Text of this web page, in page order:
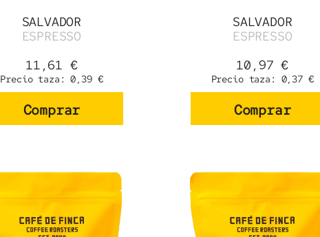
SALVADOR
ESPRESSO
11,61 €
Precio taza:0,39 €
Comprar
SALVADOR
ESPRESSO
10,97€
Precio taza: 0,37 €
Comprar